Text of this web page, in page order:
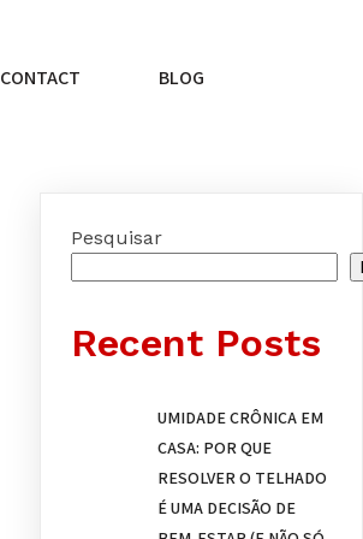
CONTACT BLOG
Pesquisar
Recent Posts
UMIDADE CRÔNICA EM
CASA: POR QUE
RESOLVER O TELHADO
É UMA DECISÃO DE